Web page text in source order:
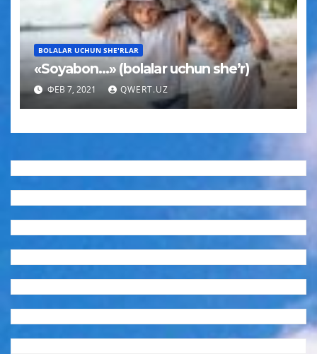
BOLALAR UCHUN SHE'RLAR
«Soyabon…» (bolalar uchun sheʼr)
ФЕВ 7, 2021 QWERT.UZ